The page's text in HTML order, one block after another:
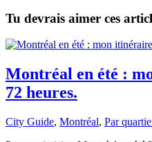
Tu devrais aimer ces
Montréal en été :
72 heures.
City Guide, Montréal, Par